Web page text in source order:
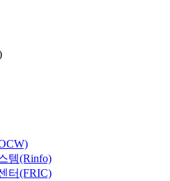
템(Rinfo)
터(FRIC)